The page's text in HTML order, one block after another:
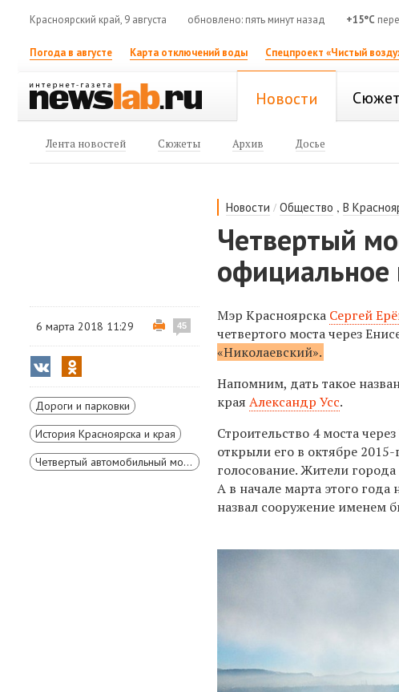
Красноярский край, 9 августа обновлено: пять минут назад +15°C
Погода в августе Карта отключений воды Спецпроект «Чистый
Новости
Лента новостей Сюжеты Архив Досье
Новости /Общество ,В
Четвертый
официальное
6 марта 2018 11:29 45
Дороги и парковки
История Красноярска и края
Четвертый автомобильный мост через Енисей в Красноярске
Мэр Красноярска Сергей
четвертого моста через
«Николаевский».
Напомним, дать такое
краяАлександр Усс.
Строительство 4 моста
открыли его в октябре
голосование. Жители города
А в начале марта этого
назвал сооружение именем